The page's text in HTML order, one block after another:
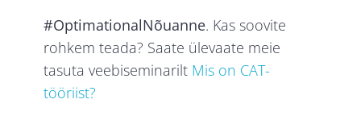
#OptimationalNõuanne. Kas soovite
rohkem teada? Saate ülevaate meie
tasuta veebiseminarilt Mis on CAT-
tööriist?